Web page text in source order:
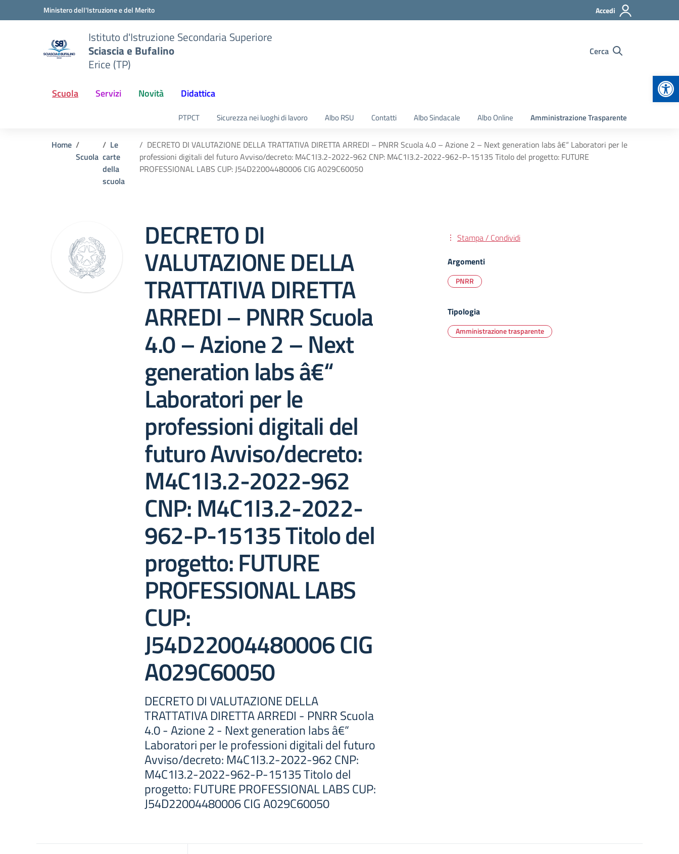
Vai ai contenuti
Vai al menu di navigazioneMinistero dell'Istruzione e del Merito Accedi
Istituto d'Istruzione Secondaria Superiore
Sciascia e Bufalino
Erice (TP)
Cerca
Scuola Servizi Novità Didattica
PTPCT Sicurezza nei luoghi di lavoro Albo RSU Contatti Albo Sindacale Albo Online Amministrazione Trasparente
Home
Scuola
Le
carte
della
scuola
DECRETO DI VALUTAZIONE DELLA TRATTATIVA DIRETTA ARREDI – PNRR Scuola 4.0 – Azione 2 – Next generation labs â€“ Laboratori per le
professioni digitali del futuro Avviso/decreto: M4C1I3.2-2022-962 CNP: M4C1I3.2-2022-962-P-15135 Titolo del progetto: FUTURE
PROFESSIONAL LABS CUP: J54D22004480006 CIG A029C60050
DECRETO DI
VALUTAZIONE DELLA
TRATTATIVA DIRETTA
ARREDI – PNRR Scuola
4.0 – Azione 2 – Next
generation labs â€“
Laboratori per le
professioni digitali del
futuro Avviso/decreto:
M4C1I3.2-2022-962
CNP: M4C1I3.2-2022-
962-P-15135 Titolo del
progetto: FUTURE
PROFESSIONAL LABS
CUP:
J54D22004480006 CIG
A029C60050
DECRETO DI VALUTAZIONE DELLA
TRATTATIVA DIRETTA ARREDI - PNRR Scuola
4.0 - Azione 2 - Next generation labs â€“
Laboratori per le professioni digitali del futuro
Avviso/decreto: M4C1I3.2-2022-962 CNP:
M4C1I3.2-2022-962-P-15135 Titolo del
progetto: FUTURE PROFESSIONAL LABS CUP:
J54D22004480006 CIG A029C60050
Stampa / Condividi
Argomenti
PNRR
Tipologia
Amministrazione trasparente